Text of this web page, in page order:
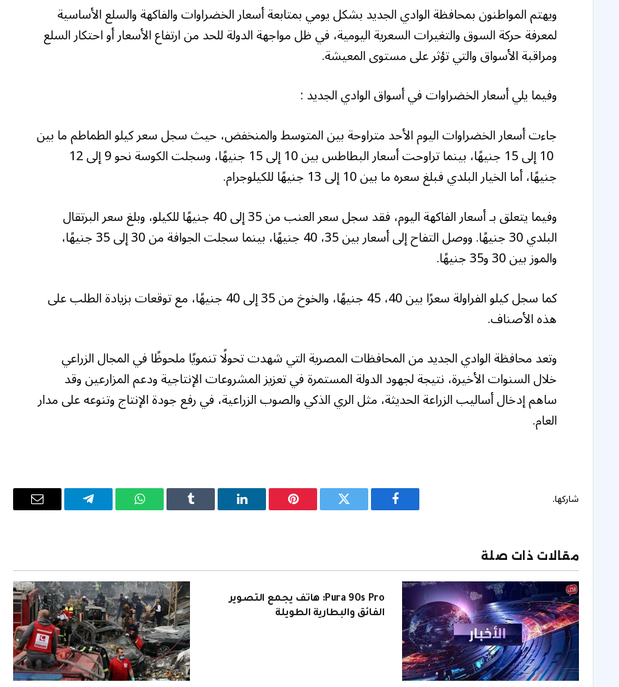
ويهتم المواطنون بمحافظة الوادي الجديد بشكل يومي بمتابعة أسعار الخضراوات والفاكهة والسلع الأساسية
لمعرفة حركة السوق والتغيرات السعرية اليومية، في ظل مواجهة الدولة للحد من ارتفاع الأسعار أو احتكار السلع
ومراقبة الأسواق والتي تؤثر على مستوى المعيشة.
وفيما يلي أسعار الخضراوات في أسواق الوادي الجديد :
جاءت أسعار الخضراوات اليوم الأحد متراوحة بين المتوسط والمنخفض، حيث سجل سعر كيلو الطماطم ما بين
10 إلى 15 جنيهًا، بينما تراوحت أسعار البطاطس بين 10 إلى 15 جنيهًا، وسجلت الكوسة نحو 9 إلى 12
جنيهًا، أما الخيار البلدي فبلغ سعره ما بين 10 إلى 13 جنيهًا للكيلوجرام.
وفيما يتعلق بـ أسعار الفاكهة اليوم، فقد سجل سعر العنب من 35 إلى 40 جنيهًا للكيلو، وبلغ سعر البرتقال
البلدي 30 جنيهًا. ووصل التفاح إلى أسعار بين 35، 40 جنيهًا، بينما سجلت الجوافة من 30 إلى 35 جنيهًا،
والموز بين 30 و35 جنيهًا.
كما سجل كيلو الفراولة سعرًا بين 40، 45 جنيهًا، والخوخ من 35 إلى 40 جنيهًا، مع توقعات بزيادة الطلب على
هذه الأصناف.
وتعد محافظة الوادي الجديد من المحافظات المصرية التي شهدت تحولًا تنمويًا ملحوظًا في المجال الزراعي
خلال السنوات الأخيرة، نتيجة لجهود الدولة المستمرة في تعزيز المشروعات الإنتاجية ودعم المزارعين وقد
ساهم إدخال أساليب الزراعة الحديثة، مثل الري الذكي والصوب الزراعية، في رفع جودة الإنتاج وتنوعه على مدار
العام.
شاركها.
فيسبوك تويتر بينتيريستلينكدإن Tumblr واتساب تيلقرام
البريد
مقالات ذات صلة
Pura 90s Pro: هاتف يجمع التصوير
الفائق والبطارية الطويلة